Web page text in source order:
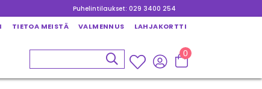
Puhelintilaukset: 029 3400 254
TIETOA MEISTÄ VALMENNUS LAHJAKORTTI
0